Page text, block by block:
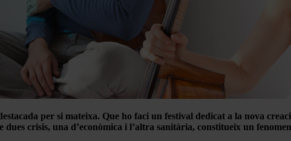
per si mateixa. Que ho faci un festival dedicat a la nova
crisis, una d’econòmica i l’altra sanitària, constitueix un